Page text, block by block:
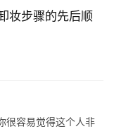
妆步骤的先后顺
很容易觉得这个人非